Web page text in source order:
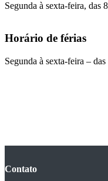
Segunda à sexta-feira, das
Horário de férias
Segunda à sexta-feira –
Contato